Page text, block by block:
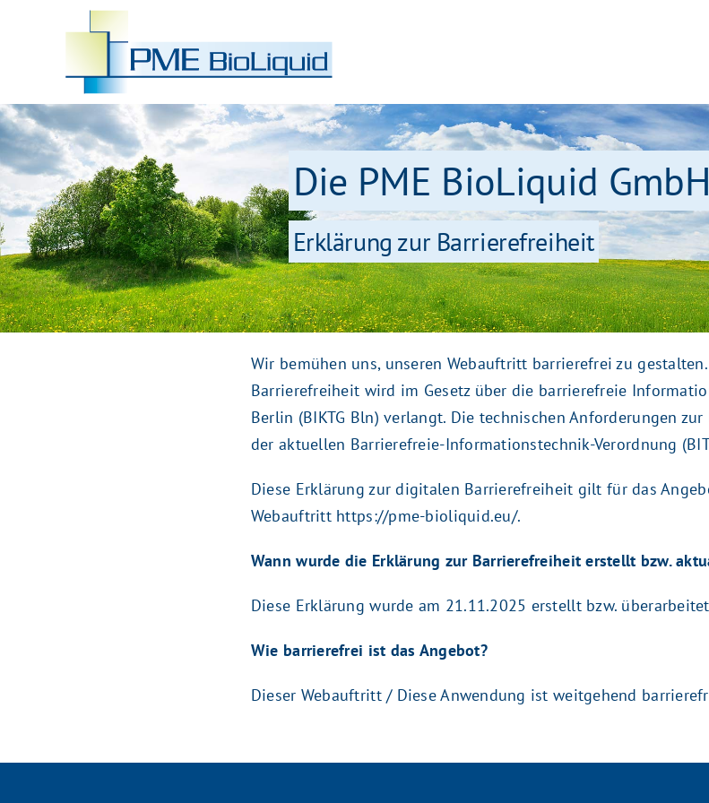
Die PME BioLiquid GmbH
Erklärung zur Barrierefreiheit
Wir bemühen uns, unseren Webauftritt barrierefrei zu
Barrierefreiheit wird im Gesetz über die barrierefreie
Berlin (BIKTG Bln) verlangt. Die technischen Anforderungen
der aktuellen Barrierefreie-Informationstechnik-Verordnung
Diese Erklärung zur digitalen Barrierefreiheit gilt für das
Webauftritt https://pme-bioliquid.eu/.
Wann wurde die Erklärung zur Barrierefreiheit erstellt bzw.
Diese Erklärung wurde am 21.11.2025 erstellt bzw.
Wie barrierefrei ist das Angebot?
Dieser Webauftritt / Diese Anwendung ist weitgehend